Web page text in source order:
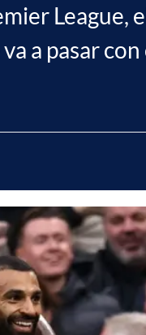
a pasar con